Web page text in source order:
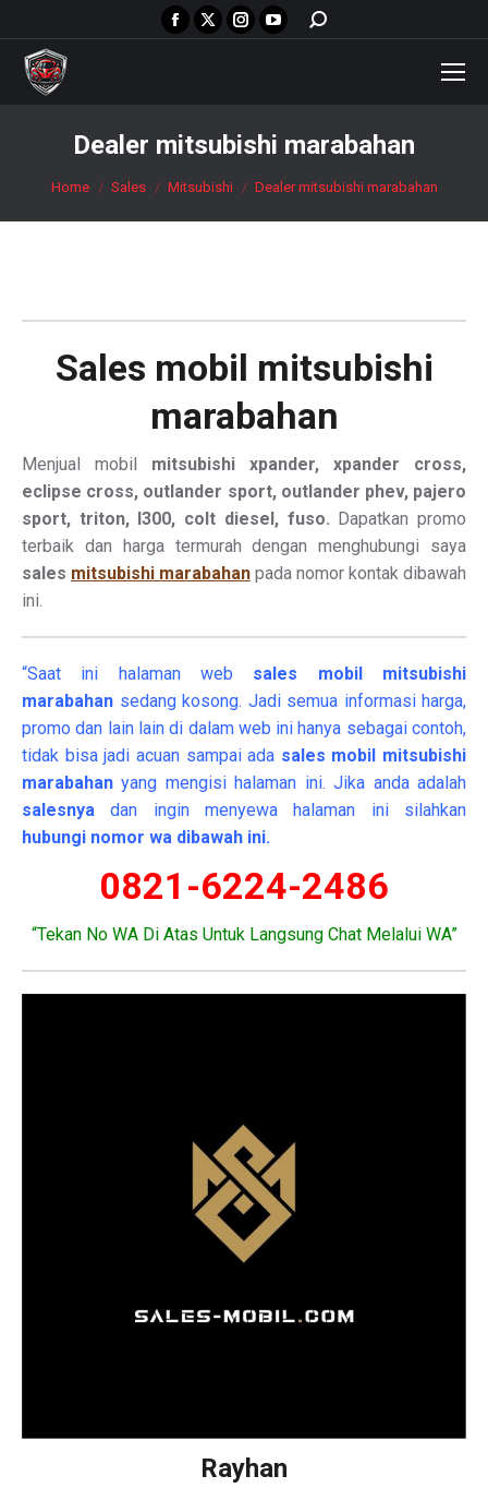
Facebook
page
new
window
X
page
new
window
Instagram
page
new
window
YouTube
page
window
Search:
Dealer mitsubishi marabahan
You are here:
Home Sales Mitsubishi Dealer mitsubishi marabahan
Sales mobil mitsubishi
marabahan
Menjual mobil mitsubishi xpander, xpander cross,
eclipse cross, outlander sport, outlander phev, pajero
sport, triton, l300, colt diesel, fuso. Dapatkan promo
terbaik dan harga termurah dengan menghubungi saya
sales mitsubishi marabahan pada nomor kontak dibawah
ini.
“Saat ini halaman web sales mobil
mitsubishi
marabahan sedang kosong. Jadi semua informasi harga,
promo dan lain lain di dalam web ini hanya sebagai contoh,
tidak bisa jadi acuan sampai ada sales mobil mitsubishi
marabahanyang mengisi halaman ini. Jika anda adalah
salesnya dan ingin menyewa halaman ini silahkan
hubungi nomor wa dibawah ini.
0821-6224-2486
“Tekan No WA Di Atas Untuk Langsung Chat Melalui WA”
Rayhan